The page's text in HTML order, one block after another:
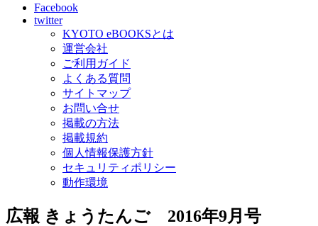
Facebook
twitter
KYOTO eBOOKSとは
運営会社
ご利用ガイド
よくある質問
サイトマップ
お問い合せ
掲載の方法
掲載規約
個人情報保護方針
セキュリティポリシー
動作環境
広報 きょうたんご 2016年9月号